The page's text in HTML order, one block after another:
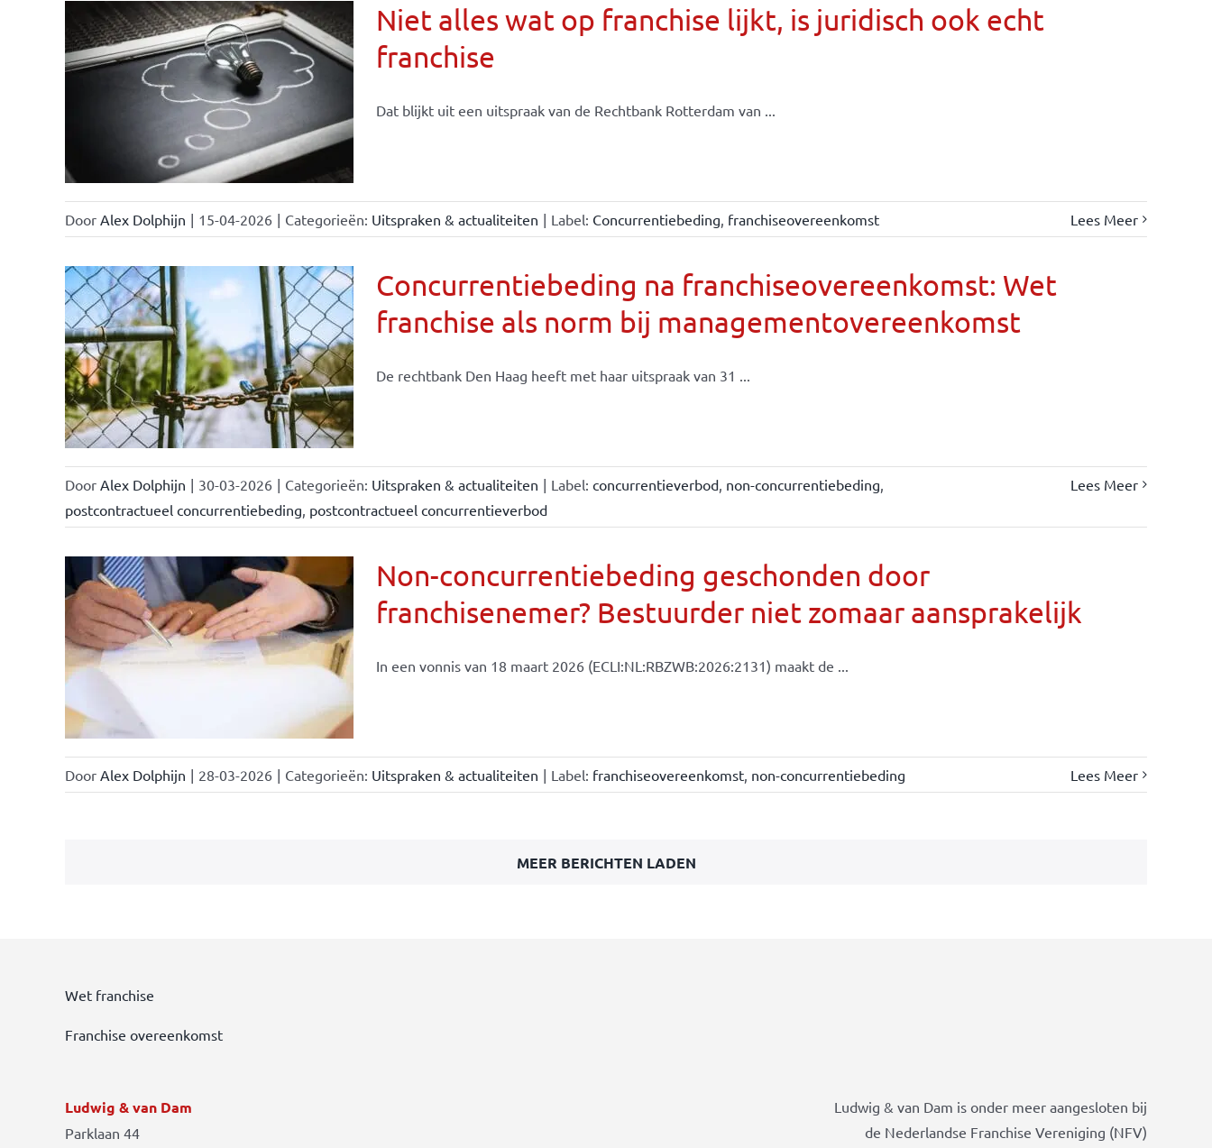
Niet alles wat op franchise lijkt, is juridisch ook echt
franchise
Dat blijkt uit een uitspraak van de Rechtbank Rotterdam van ...
Door Alex Dolphijn | 15-04-2026 | Categorieën: Uitspraken & actualiteiten | Label: Concurrentiebeding franchiseovereenkomst Lees Meer
Concurrentiebeding na franchiseovereenkomst: Wet
franchise als norm bij managementovereenkomst
De rechtbank Den Haag heeft met haar uitspraak van 31 ...
Door Alex Dolphijn | 30-03-2026 | Categorieën: Uitspraken & actualiteiten | Label: concurrentieverbod, non-concurrentiebeding
postcontractueel concurrentiebeding postcontractueel concurrentieverbod
Lees Meer
Non-concurrentiebeding geschonden door
franchisenemer? Bestuurder niet zomaar aansprakelijk
In een vonnis van 18 maart 2026 (ECLI:NL:RBZWB:2026:2131) maakt de ...
Door Alex Dolphijn | 28-03-2026 | Categorieën: Uitspraken & actualiteiten | Label: franchiseovereenkomst, non-concurrentiebeding Lees Meer
MEER BERICHTEN LADEN
Wet franchise
Franchise overeenkomst
Ludwig & van Dam
Parklaan 44
Ludwig & van Dam is onder meer aangesloten bij
de Nederlandse Franchise Vereniging (NFV)